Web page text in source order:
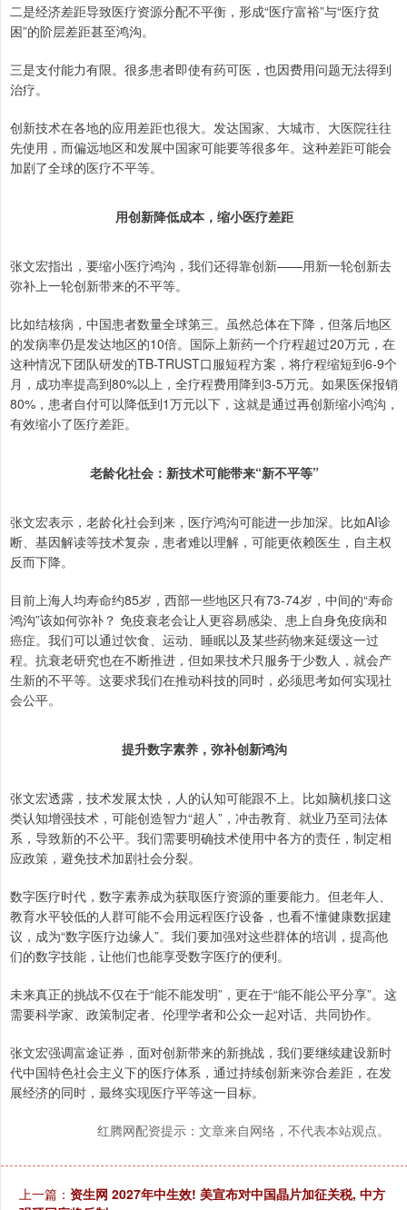
二是经济差距导致医疗资源分配不平衡，形成“医疗富裕”与“医疗贫
困”的阶层差距甚至鸿沟。
三是支付能力有限。很多患者即使有药可医，也因费用问题无法得到
治疗。
创新技术在各地的应用差距也很大。发达国家、大城市、大医院往往
先使用，而偏远地区和发展中国家可能要等很多年。这种差距可能会
加剧了全球的医疗不平等。
用创新降低成本，缩小医疗差距
张文宏指出，要缩小医疗鸿沟，我们还得靠创新——用新一轮创新去
弥补上一轮创新带来的不平等。
比如结核病，中国患者数量全球第三。虽然总体在下降，但落后地区
的发病率仍是发达地区的10倍。国际上新药一个疗程超过20万元，在
这种情况下团队研发的TB-TRUST口服短程方案，将疗程缩短到6-9个
月，成功率提高到80%以上，全疗程费用降到3-5万元。如果医保报销
80%，患者自付可以降低到1万元以下，这就是通过再创新缩小鸿沟，
有效缩小了医疗差距。
老龄化社会：新技术可能带来“新不平等”
张文宏表示，老龄化社会到来，医疗鸿沟可能进一步加深。比如AI诊
断、基因解读等技术复杂，患者难以理解，可能更依赖医生，自主权
反而下降。
目前上海人均寿命约85岁，西部一些地区只有73-74岁，中间的“寿命
鸿沟”该如何弥补？ 免疫衰老会让人更容易感染、患上自身免疫病和
癌症。我们可以通过饮食、运动、睡眠以及某些药物来延缓这一过
程。抗衰老研究也在不断推进，但如果技术只服务于少数人，就会产
生新的不平等。这要求我们在推动科技的同时，必须思考如何实现社
会公平。
提升数字素养，弥补创新鸿沟
张文宏透露，技术发展太快，人的认知可能跟不上。比如脑机接口这
类认知增强技术，可能创造智力“超人”，冲击教育、就业乃至司法体
系，导致新的不公平。我们需要明确技术使用中各方的责任，制定相
应政策，避免技术加剧社会分裂。
数字医疗时代，数字素养成为获取医疗资源的重要能力。但老年人、
教育水平较低的人群可能不会用远程医疗设备，也看不懂健康数据建
议，成为“数字医疗边缘人”。我们要加强对这些群体的培训，提高他
们的数字技能，让他们也能享受数字医疗的便利。
未来真正的挑战不仅在于“能不能发明”，更在于“能不能公平分享”。这
需要科学家、政策制定者、伦理学者和公众一起对话、共同协作。
张文宏强调富途证券，面对创新带来的新挑战，我们要继续建设新时
代中国特色社会主义下的医疗体系，通过持续创新来弥合差距，在发
展经济的同时，最终实现医疗平等这一目标。
红腾网配资提示：文章来自网络，不代表本站观点。
上一篇： 资生网 2027年中生效! 美宣布对中国晶片加征关税, 中方